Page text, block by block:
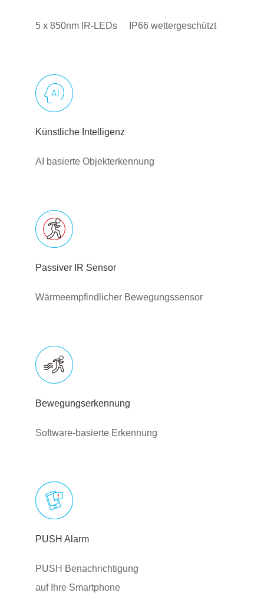
5 x 850nm IR-LEDs IP66 wettergeschützt
Künstliche Intelligenz
AI basierte Objekterkennung
Passiver IR Sensor
Wärmeempfindlicher Bewegungssensor
Bewegungserkennung
Software-basierte Erkennung
PUSH Alarm
PUSH Benachrichtigung
auf Ihre Smartphone